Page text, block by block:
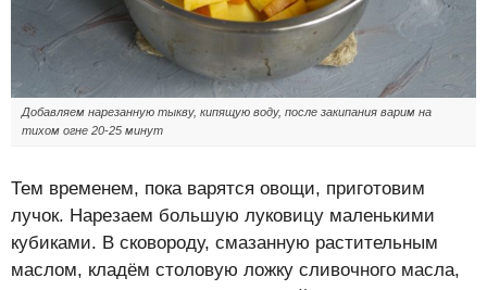
Добавляем нарезанную тыкву, кипящую воду, после закипания варим на
тихом огне 20-25 минут
Тем временем, пока варятся овощи, приготовим
лучок. Нарезаем большую луковицу маленькими
кубиками. В сковороду, смазанную растительным
маслом, кладём столовую ложку сливочного масла,